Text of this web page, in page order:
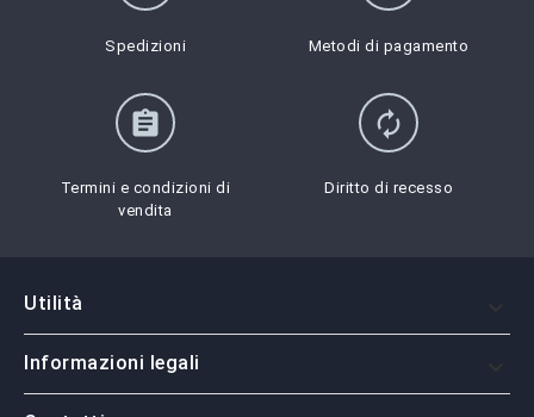
Spedizioni Metodi di pagamento
assignment
Termini e condizioni di
vendita
autorenew
Diritto di recesso
Utilità
Informazioni legali